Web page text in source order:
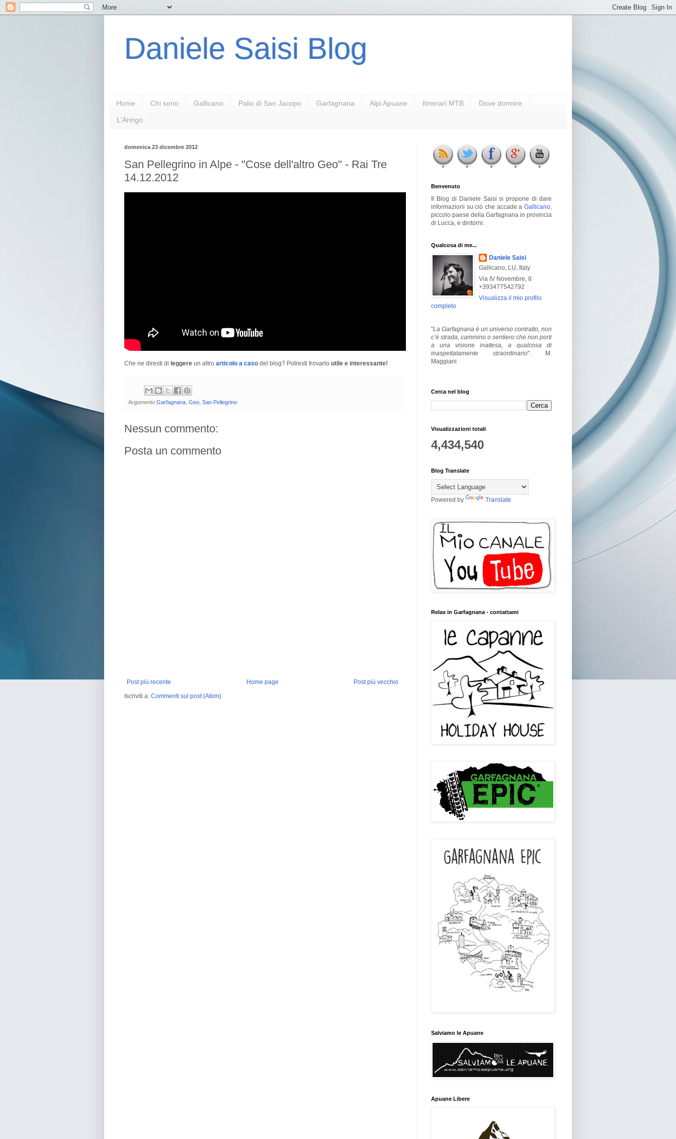
Daniele Saisi Blog
Home Chi sono Gallicano Palio di San Jacopo Garfagnana Alpi Apuane Itinerari MTB Dove dormire
L'Aringo
domenica 23 dicembre 2012
San Pellegrino in Alpe - "Cose dell'altro Geo" - Rai Tre
14.12.2012
Che ne diresti di leggere un altro articolo a caso del blog? Potresti trovarlo utile e interessante!
Argomento Garfagnana Geo San Pellegrino
Nessun commento:
Posta un commento
Post più recente Post più vecchio
Home page
Iscriviti a: Commenti sul post (Atom)
Benvenuto
Il Blog di Daniele Saisi si propone di dare
informazioni su ciò che accade a Gallicano
piccolo paese della Garfagnana in provincia
di Lucca, e dintorni.
Qualcosa di me...
Daniele Saisi
Gallicano, LU, Italy
Via IV Novembre, 8
+393477542792
Visualizza il mio profilo
completo
"La Garfagnana è un universo contratto, non
c’è strada, cammino o sentiero che non porti
a una visione inattesa, a qualcosa di
inaspettatamente straordinario". M.
Maggiani
Cerca nel blog
Visualizzazioni totali
4,434,540
Blog Translate
Powered by Translate
Relax in Garfagnana - contattami
Salviamo le Apuane
Apuane Libere